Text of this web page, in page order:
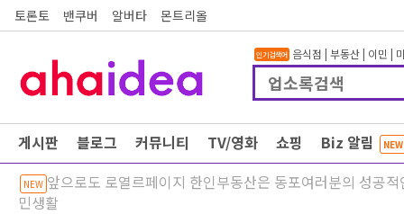
토론토 밴쿠버 알버타 몬트리올
인기검색어 음식점 | 부동산| 이민 |
게시판 블로그 커뮤니티 TV/영화 쇼핑 Biz 알림 NEW
NEW 앞으로도 로열르페이지 한인부동산은 동포여러분의 성공적
민생활